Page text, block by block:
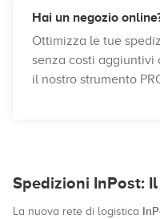
Hai un negozio
Ottimizza le tue
senza costi aggiuntivi
il nostro strumento
Spedizioni InPost:
La nuova rete di logistica